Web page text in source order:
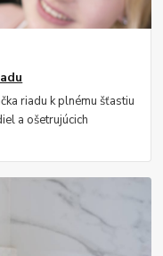
riadu k plnému šťastiu
a ošetrujúcich